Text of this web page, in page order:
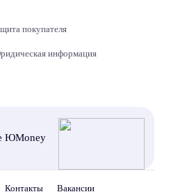
покупателя
информация
ЮMoney
Контакты Вакансии